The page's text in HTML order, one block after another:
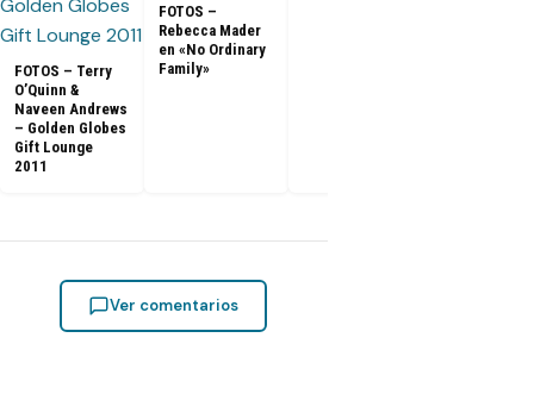
FOTOS – Terry
O’Quinn &
Naveen Andrews
– Golden Globes
Gift Lounge
2011
FOTOS –
Rebecca Mader
en «No Ordinary
Family»
Ver comentarios